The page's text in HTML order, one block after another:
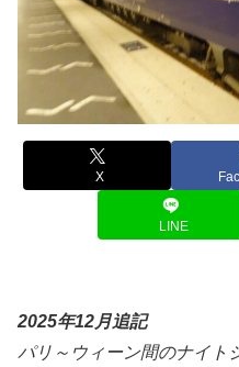
X
LINE
2025年12月追記
パリ～ウィーン間のナイト